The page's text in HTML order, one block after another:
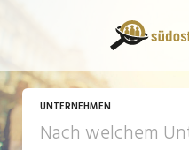
UNTERNEHMEN